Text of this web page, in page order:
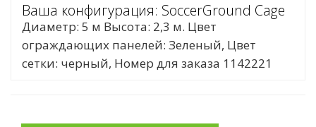
Ваша конфигурация: SoccerGround Cage
Диаметр: 5 м Высота: 2,3 м. Цвет
ограждающих панелей: Зеленый, Цвет
сетки: черный, Номер для заказа 1142221